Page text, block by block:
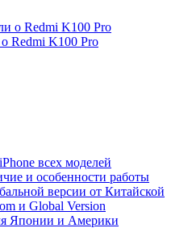
Redmi K100 Pro
всех моделей
и особенности работы
версии от Китайской
и Global Version
Японии и Америки